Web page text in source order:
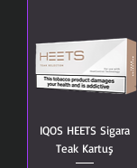
IQOS HEETS Sigara
Teak Kartuş